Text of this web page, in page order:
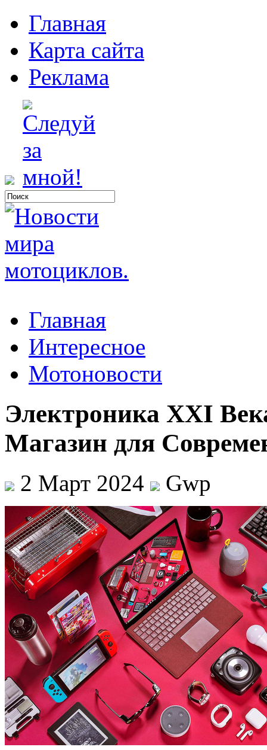
Главная
Карта сайта
Реклама
Главная
Интересное
Мотоновости
Электроника XXI
Магазин для
2 Март 2024 Gwp